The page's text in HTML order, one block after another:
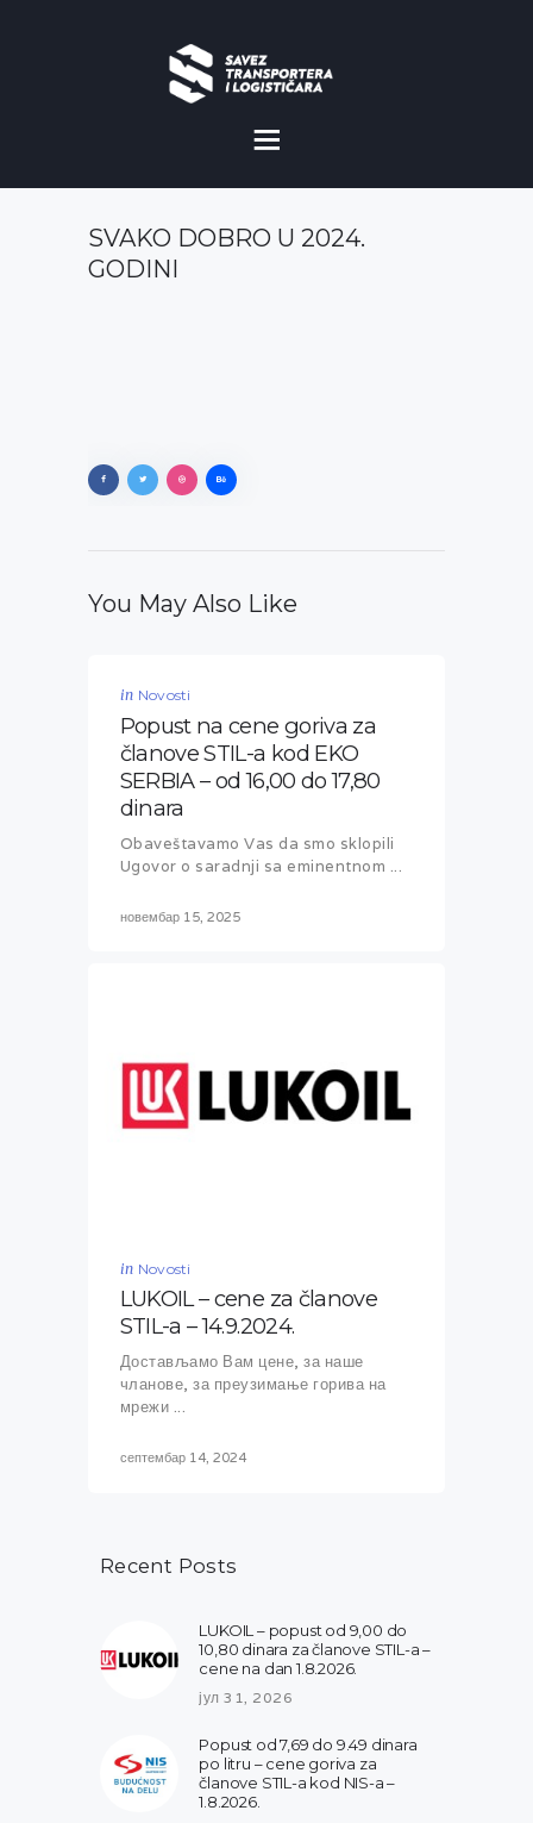
MISIJA I VIZIJA
SVAKO DOBRO U 2024.
GODINI
You May Also Like
in Novosti
Popust na cene goriva za
članove STIL-a kod EKO
SERBIA – od 16,00 do 17,80
dinara
Obaveštavamo Vas da smo sklopili
Ugovor o saradnji sa eminentnom ...
новембар 15, 2025
in Novosti
LUKOIL – cene za članove
STIL-a – 14.9.2024.
Достављамо Вам цене, за наше
чланове, за преузимање горива на
мрежи ...
септембар 14, 2024
Recent Posts
LUKOIL – popust od 9,00 do
10,80 dinara za članove STIL-a –
cene na dan 1.8.2026.
јул 31, 2026
Popust od 7,69 do 9.49 dinara
po litru – cene goriva za
članove STIL-a kod NIS-a –
1.8.2026.